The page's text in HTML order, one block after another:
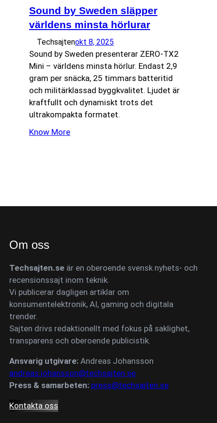
Sound by Sweden släpper
världens minsta hörlurar
Techsajtenokt 8, 2025
Sound by Sweden presenterar ZERO-TX2
Mini – världens minsta hörlur. Endast 2,9
gram per snäcka, 25 timmars batteritid
och militärklassad byggkvalitet. Ljudet är
kraftfullt och dynamiskt trots det
ultrakompakta formatet.
Know More
Om oss
Techsajten.se är en oberoende svensk nyhets- och
recensionssajt inom teknik.
Vi publicerar dagligen artiklar om
konsumentelektronik, AI, gaming och digitala
trender.
Sajten drivs redaktionellt med fokus på saklighet,
transparens och oberoende publicistik.
Ansvarig utgivare: Andreas Johansson
andreas.johansson@techsajten.se
Press & samarbeten: press@techsajten.se
Kontakta oss